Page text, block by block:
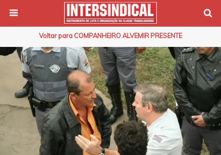
Voltar para COMPANHEIRO ALVEMIR PRESENTE